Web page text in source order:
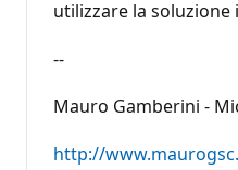
utilizzare la
--
Mauro Gamberini -
http://